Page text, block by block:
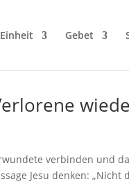
Einheit Gebet
verbinden und
Jesu denken: